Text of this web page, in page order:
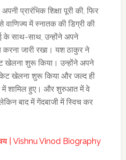
प्रारंभिक शिक्षा पूरी की, फिर
में स्नातक की डिग्री की
के साथ-साथ, उन्होंने अपने
जारी रखा। यश ठाकुर ने
खेलना शुरू किया। उन्होंने अपने
खेलना शुरू किया और जल्द ही
में शामिल हुए। और शुरुआत में वे
बाद में गेंदबाजी में स्विच कर
| Vishnu Vinod Biography